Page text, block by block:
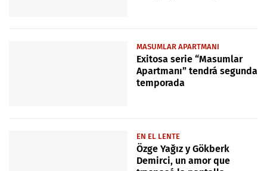
MASUMLAR APARTMANI
Exitosa serie “Masumlar
Apartmanı” tendrá segunda
temporada
EN EL LENTE
Özge Yağız y Gökberk
Demirci, un amor que